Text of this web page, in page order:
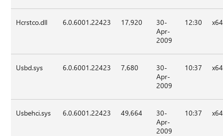
Hcrstco.dll 6.0.6001.22423 17,920
30-
Apr-
2009
12:30 x64
Usbd.sys 6.0.6001.22423 7,680
30-
Apr-
2009
10:37 x64
Usbehci.sys 6.0.6001.22423 49,664
30-
Apr-
2009
10:37 x64